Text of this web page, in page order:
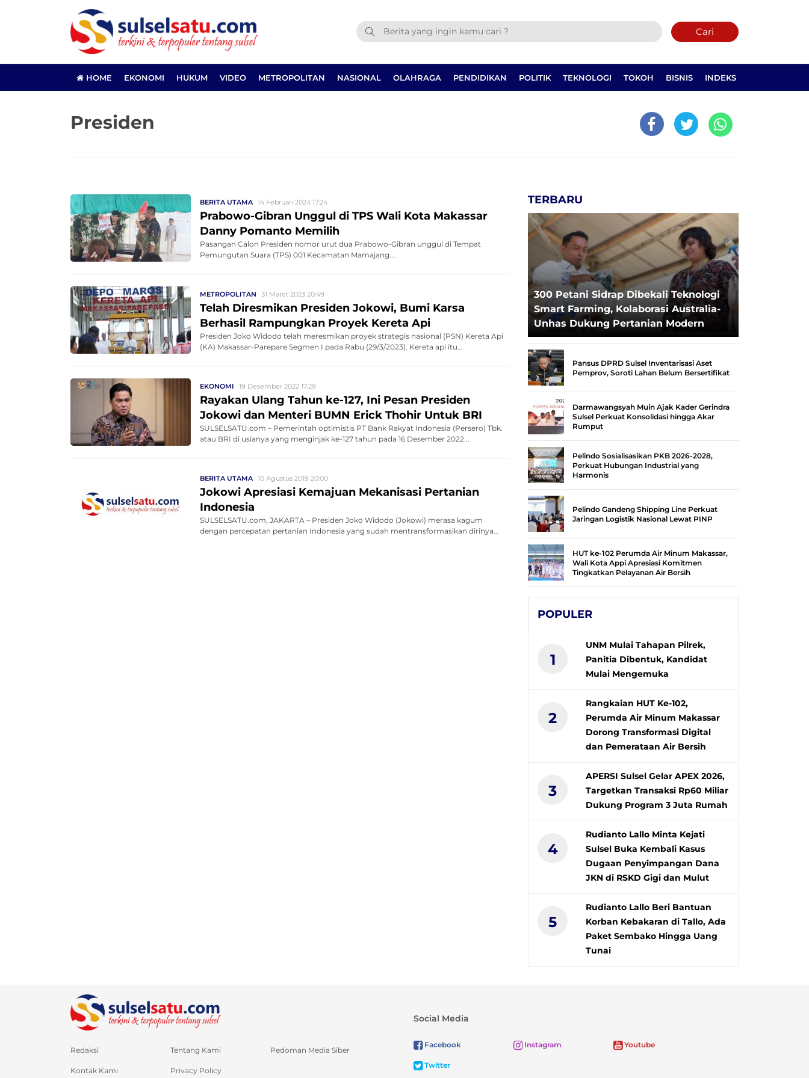
Cari
HOME EKONOMI HUKUM VIDEO METROPOLITAN NASIONAL OLAHRAGA PENDIDIKAN POLITIK TEKNOLOGI TOKOH BISNIS INDEKS
Presiden
BERITA UTAMA 14 Februari 2024 17:24
Prabowo-Gibran Unggul di TPS Wali Kota Makassar
Danny Pomanto Memilih
Pasangan Calon Presiden nomor urut dua Prabowo-Gibran unggul di Tempat
Pemungutan Suara (TPS) 001 Kecamatan Mamajang....
METROPOLITAN 31 Maret 2023 20:49
Telah Diresmikan Presiden Jokowi, Bumi Karsa
Berhasil Rampungkan Proyek Kereta Api
Presiden Joko Widodo telah meresmikan proyek strategis nasional (PSN) Kereta Api
(KA) Makassar-Parepare Segmen I pada Rabu (29/3/2023). Kereta api itu...
EKONOMI 19 Desember 2022 17:29
Rayakan Ulang Tahun ke-127, Ini Pesan Presiden
Jokowi dan Menteri BUMN Erick Thohir Untuk BRI
SULSELSATU.com – Pemerintah optimistis PT Bank Rakyat Indonesia (Persero) Tbk.
atau BRI di usianya yang menginjak ke-127 tahun pada 16 Desember 2022...
BERITA UTAMA 10 Agustus 2019 20:00
Jokowi Apresiasi Kemajuan Mekanisasi Pertanian
Indonesia
SULSELSATU.com, JAKARTA – Presiden Joko Widodo (Jokowi) merasa kagum
dengan percepatan pertanian Indonesia yang sudah mentransformasikan dirinya...
TERBARU
300 Petani Sidrap Dibekali Teknologi
Smart Farming, Kolaborasi Australia-
Unhas Dukung Pertanian Modern
Pansus DPRD Sulsel Inventarisasi Aset
Pemprov, Soroti Lahan Belum Bersertifikat
Darmawangsyah Muin Ajak Kader Gerindra
Sulsel Perkuat Konsolidasi hingga Akar
Rumput
Pelindo Sosialisasikan PKB 2026-2028,
Perkuat Hubungan Industrial yang
Harmonis
Pelindo Gandeng Shipping Line Perkuat
Jaringan Logistik Nasional Lewat PINP
HUT ke-102 Perumda Air Minum Makassar,
Wali Kota Appi Apresiasi Komitmen
Tingkatkan Pelayanan Air Bersih
POPULER
1
UNM Mulai Tahapan Pilrek,
Panitia Dibentuk, Kandidat
Mulai Mengemuka
2
Rangkaian HUT Ke-102,
Perumda Air Minum Makassar
Dorong Transformasi Digital
dan Pemerataan Air Bersih
3
APERSI Sulsel Gelar APEX 2026,
Targetkan Transaksi Rp60 Miliar
Dukung Program 3 Juta Rumah
4
Rudianto Lallo Minta Kejati
Sulsel Buka Kembali Kasus
Dugaan Penyimpangan Dana
JKN di RSKD Gigi dan Mulut
5
Rudianto Lallo Beri Bantuan
Korban Kebakaran di Tallo, Ada
Paket Sembako Hingga Uang
Tunai
Redaksi Tentang Kami Pedoman Media Siber
Kontak Kami Privacy Policy
Social Media
Facebook Instagram Youtube
Twitter